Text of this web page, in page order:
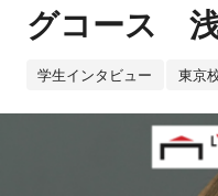
グコース
学生インタビュー 東京